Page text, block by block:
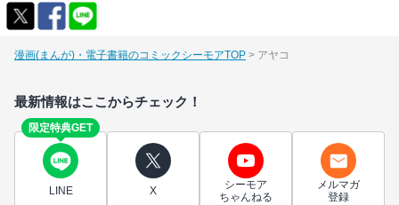
漫画(まんが)・電子書籍のコミックシーモアTOP アヤコ
最新情報はここからチェック！
限定特典GET
LINE X
シーモア
ちゃんねる
メルマガ
登録